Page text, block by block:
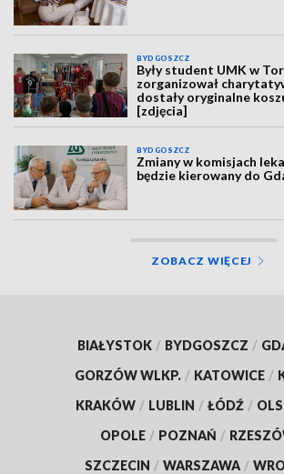
BYDGOSZCZ
Były student UMK w
zorganizował
dostały oryginalne
[zdjęcia]
BYDGOSZCZ
Zmiany w komisjach
będzie kierowany do
ZOBACZ WIĘCEJ
BIAŁYSTOK / BYDGOSZCZ /
GORZÓW WLKP. / KATOWICE /
KRAKÓW / LUBLIN / ŁÓDŹ /
OPOLE / POZNAŃ /
SZCZECIN / WARSZAWA /